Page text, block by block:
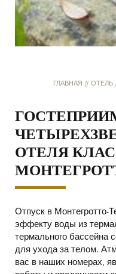
ГЛАВНАЯ // ОТЕЛЬ
ОТЕЛЯ
Отпуск в
эффекту воды из
термального бассейна
для ухода за телом.
вас в наших номерах,